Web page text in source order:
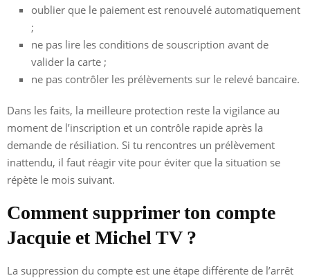
oublier que le paiement est renouvelé automatiquement
;
ne pas lire les conditions de souscription avant de
valider la carte ;
ne pas contrôler les prélèvements sur le relevé bancaire.
Dans les faits, la meilleure protection reste la vigilance au
moment de l’inscription et un contrôle rapide après la
demande de résiliation. Si tu rencontres un prélèvement
inattendu, il faut réagir vite pour éviter que la situation se
répète le mois suivant.
Comment supprimer ton compte
Jacquie et Michel TV ?
La suppression du compte est une étape différente de l’arrêt